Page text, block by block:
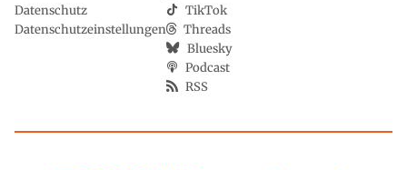
Datenschutz
Datenschutzeinstellungen
TikTok
Threads
Bluesky
Podcast
RSS